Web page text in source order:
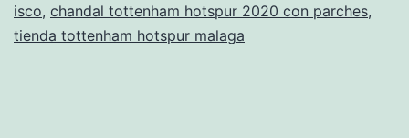
isco, chandal tottenham hotspur 2020 con parches,
tienda tottenham hotspur malaga